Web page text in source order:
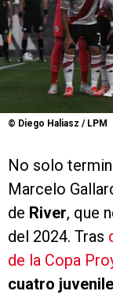
© Diego Haliasz / LPM
No solo
Marcelo
de River, que
del 2024. Tras
de la Copa
cuatro